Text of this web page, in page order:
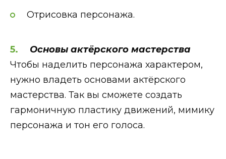
Отрисовка персонажа.
Основы актёрского мастерства
Чтобы наделить персонажа характером,
нужно владеть основами актёрского
мастерства. Так вы сможете создать
гармоничную пластику движений, мимику
персонажа и тон его голоса.